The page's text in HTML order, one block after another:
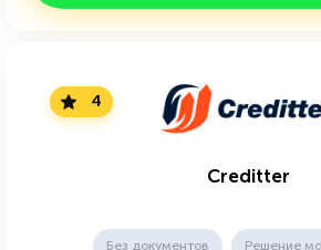
4
Creditter
Без документов Решение